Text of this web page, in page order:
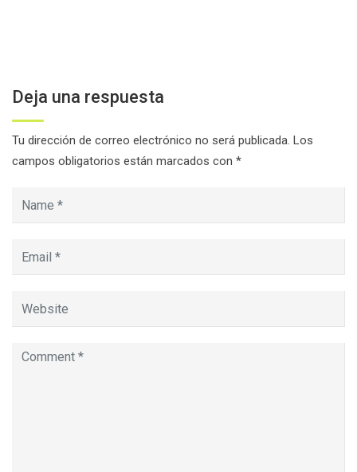
Deja una respuesta
Tu dirección de correo electrónico no será publicada. Los
campos obligatorios están marcados con *